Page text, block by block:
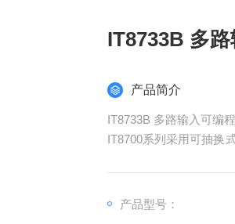
产品简介
IT8733B 多路输入
IT8700系列采用可抽换
产品型号：